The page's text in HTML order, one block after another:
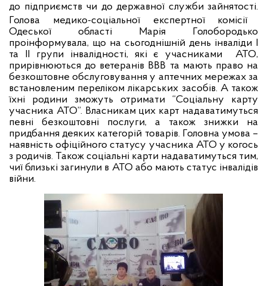
до підприємств чи до державної служби зайнятості.
Голова медико-соціальної експертної комісії
Одеської області Марія Голобородько
проінформувала, що на сьогоднішній день інваліди І
та ІІ групи інвалідності, які є учасниками
АТО,
прирівнюються до ветеранів ВВВ та мають право на
безкоштовне обслуговування у аптечних мережах за
встановленим переліком лікарських засобів. А також
їхні родини зможуть отримати “Соціальну карту
учасника АТО”. Власникам цих карт надаватимуться
певні безкоштовні послуги, а також знижки на
придбання деяких категорій товарів. Головна умова –
наявність офіційного статусу учасника АТО у когось
з родичів. Також соціальні карти надаватимуться тим,
чиї близькі загинули в АТО або мають статус інвалідів
війни.